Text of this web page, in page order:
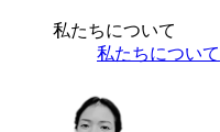
私たちについて
私たちについて